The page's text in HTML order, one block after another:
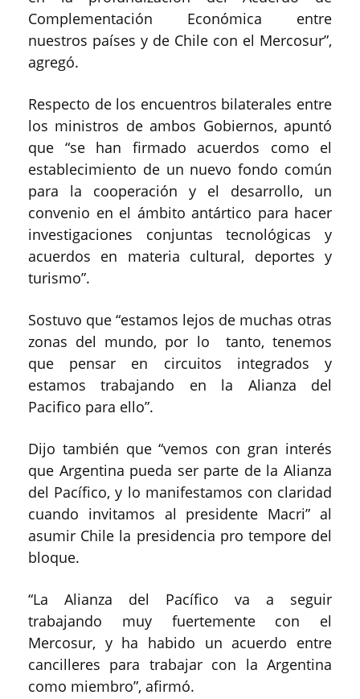
Complementación Económica entre
nuestros países y de Chile con el Mercosur”,
agregó.
Respecto de los encuentros bilaterales entre
los ministros de ambos Gobiernos, apuntó
que “se han firmado acuerdos como el
establecimiento de un nuevo fondo común
para la cooperación y el desarrollo, un
convenio en el ámbito antártico para hacer
investigaciones conjuntas tecnológicas y
acuerdos en materia cultural, deportes y
turismo”.
Sostuvo que “estamos lejos de muchas otras
zonas del mundo, por lo tanto, tenemos
que pensar en circuitos integrados y
estamos trabajando en la Alianza del
Pacifico para ello”.
Dijo también que “vemos con gran interés
que Argentina pueda ser parte de la Alianza
del Pacífico, y lo manifestamos con claridad
cuando invitamos al presidente Macri” al
asumir Chile la presidencia pro tempore del
bloque.
“La Alianza del Pacífico va a seguir
trabajando muy fuertemente con el
Mercosur, y ha habido un acuerdo entre
cancilleres para trabajar con la Argentina
como miembro”, afirmó.